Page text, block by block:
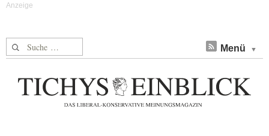
Suche nach: Menü